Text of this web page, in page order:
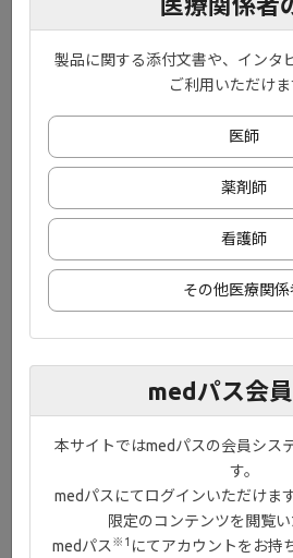
詳細はこちら
PDF
関節リウ
抑制を目
成の可能
製品に関する添付文書や、インタ
ご利用いただけま
医師
薬剤師
看護師
その他医療関係
medパス会
本サイトではmedパスの会員シス
す。
medパスにてログインいただけま
限定のコンテンツを閲覧い
medパス ※1 にてアカウントをお持